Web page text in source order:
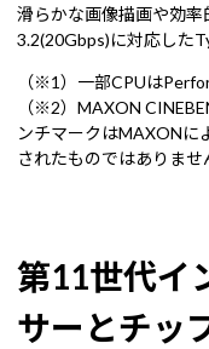
滑らかな画像描画や効率
3.2(20Gbps)に対応した
（※1）一部CPUは
（※2）MAXON
ンチマークはMAXONに
されたものではありませ
第11世代イ
サーとチッ